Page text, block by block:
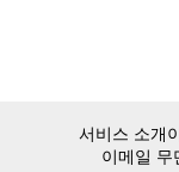
서비스 소개
이메일 무